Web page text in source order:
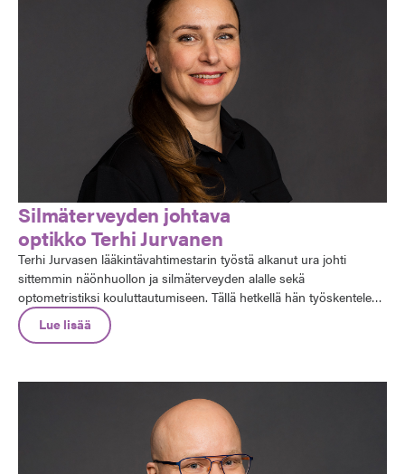
Silmäterveyden johtava
optikko Terhi Jurvanen
Terhi Jurvasen lääkintävahtimestarin työstä alkanut ura johti
sittemmin näönhuollon ja silmäterveyden alalle sekä
optometristiksi kouluttautumiseen. Tällä hetkellä hän työskentelee
Silmäasemalla silmäterveyden johtavana optikkona.
Lue lisää